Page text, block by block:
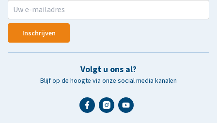
Inschrijven
Volgt u ons al?
Blijf op de hoogte via onze social media kanalen